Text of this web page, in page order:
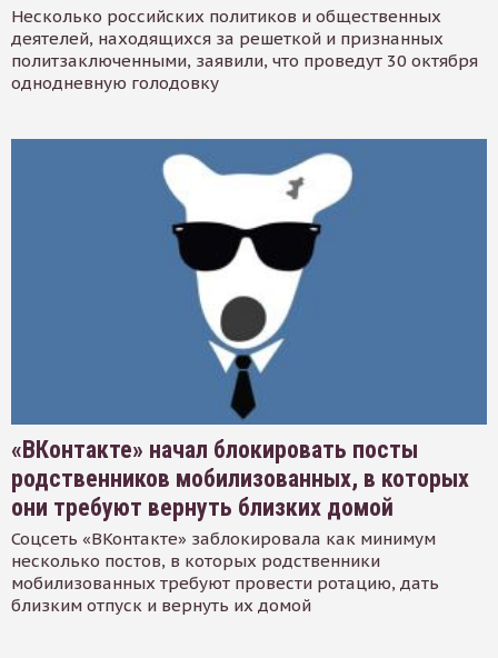
Несколько российских политиков и общественных
деятелей, находящихся за решеткой и признанных
политзаключенными, заявили, что проведут 30 октября
однодневную голодовку
«ВКонтакте» начал блокировать посты
родственников мобилизованных, в которых
они требуют вернуть близких домой
Соцсеть «ВКонтакте» заблокировала как минимум
несколько постов, в которых родственники
мобилизованных требуют провести ротацию, дать
близким отпуск и вернуть их домой